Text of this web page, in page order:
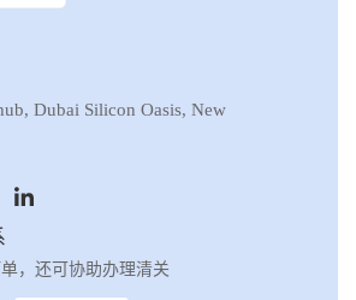
Dubai Silicon Oasis, New
，还可协助办理清关